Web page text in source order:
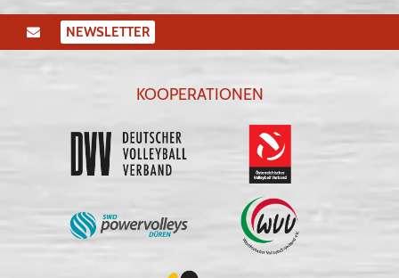
NEWSLETTER
KOOPERATIONEN